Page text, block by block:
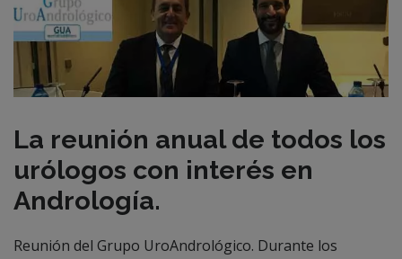
La reunión anual de todos los
urólogos con interés en
Andrología.
Reunión del Grupo UroAndrológico. Durante los